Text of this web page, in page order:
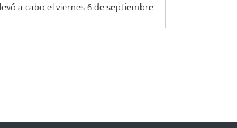
a cabo el viernes 6 de septiembre